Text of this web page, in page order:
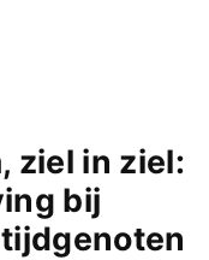
ziel in ziel:
bij